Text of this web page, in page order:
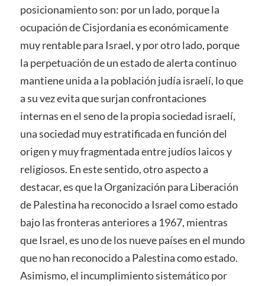
posicionamiento son: por un lado, porque la
ocupación de Cisjordania es económicamente
muy rentable para Israel, y por otro lado, porque
la perpetuación de un estado de alerta continuo
mantiene unida a la población judía israelí, lo que
a su vez evita que surjan confrontaciones
internas en el seno de la propia sociedad israelí,
una sociedad muy estratificada en función del
origen y muy fragmentada entre judíos laicos y
religiosos. En este sentido, otro aspecto a
destacar, es que la Organización para Liberación
de Palestina ha reconocido a Israel como estado
bajo las fronteras anteriores a 1967, mientras
que Israel, es uno de los nueve países en el mundo
que no han reconocido a Palestina como estado.
Asimismo, el incumplimiento sistemático por